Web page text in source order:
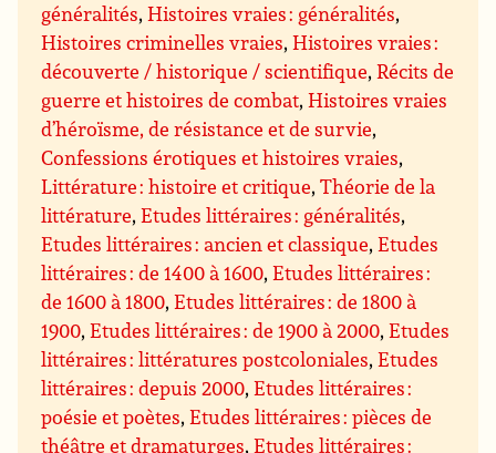
généralités,Histoires vraies : généralités,
Histoires criminelles vraies,Histoires vraies :
découverte / historique / scientifique,Récits de
guerre et histoires de combat,Histoires vraies
d’héroïsme, de résistance et de survie,
Confessions érotiques et histoires vraies,
Littérature : histoire et critique,Théorie de la
littérature,Etudes littéraires : généralités,
Etudes littéraires : ancien et classique,Etudes
littéraires : de 1400 à 1600,Etudes littéraires :
de 1600 à 1800,Etudes littéraires : de 1800 à
1900,Etudes littéraires : de 1900 à 2000,Etudes
littéraires : littératures postcoloniales,Etudes
littéraires : depuis 2000,Etudes littéraires :
poésie et poètes,Etudes littéraires : pièces de
théâtre et dramaturges,Etudes littéraires :